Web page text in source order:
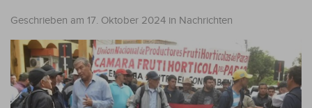
Geschrieben am 17. Oktober 2024 in Nachrichten